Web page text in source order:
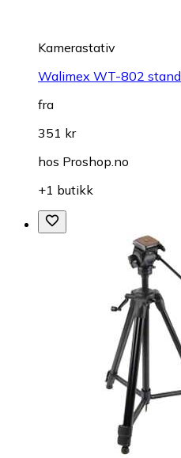
Kamerastativ
Walimex WT-802 stand
fra
351 kr
hos Proshop.no
+1 butikk